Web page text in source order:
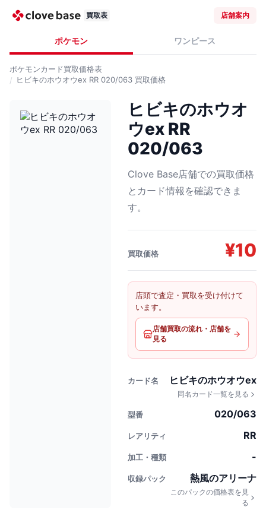
買取表 店舗案内
ポケモン ワンピース
ポケモンカード買取価格表
ヒビキのホウオウex RR 020/063 買取価格
ヒビキのホウオ
ウex RR
020/063
Clove Base店舗での買取価格
とカード情報を確認できま
す。
買取価格 ¥10
店頭で査定・買取を受け付けて
います。
店舗買取の流れ・店舗を
見る
カード名 ヒビキのホウオウex
同名カード一覧を見る
型番 020/063
レアリティ RR
加工・種類 -
収録パック 熱風のアリーナ
このパックの価格表を見
る